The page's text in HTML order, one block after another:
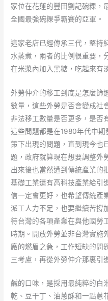
家位在花蓮的豐田劉記碗粿，
全國最強碗粿爭霸賽的亞軍。
這家老店已經傳承三代，堅持
水蒸煮，兩者的比例很重要，
在米漿內加入黑糖，吃起來有
外勞仲介的移工到底是怎麼篩
數量，這些外勞是否會變成社
非法移工數量是否更多，是否
這些問題都是在1980年代中
策下出現的問題，直到現今也
題，政府就算現在想要調整外
出來後也當然遭到傳統產業的
基礎工業還有高科技產業給引
信一定會更好，也希望傳統產
派工人力不足，也要繼續苦撐
待台灣的各項產業在與他國勞
時期。開放外勞並非台灣實施
廠的燃眉之急，工作短缺的問
三考慮，再從外勞仲介那裏引
鹹的口味，是採用最純粹的白
乾、豆干丁、油蔥酥和一點蔥